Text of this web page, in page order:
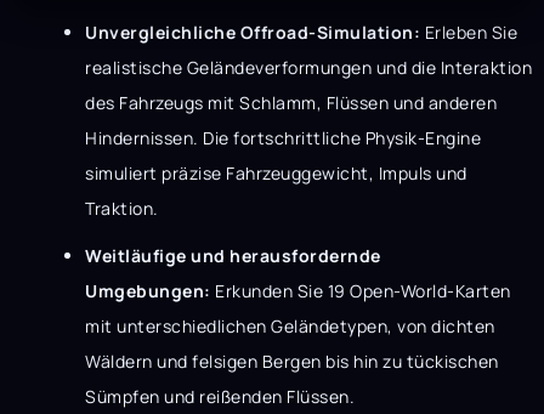
Unvergleichliche Offroad-Simulation: Erleben Sie
realistische Geländeverformungen und die Interaktion
des Fahrzeugs mit Schlamm, Flüssen und anderen
Hindernissen. Die fortschrittliche Physik-Engine
simuliert präzise Fahrzeuggewicht, Impuls und
Traktion.
Weitläufige und herausfordernde
Umgebungen: Erkunden Sie 19 Open-World-Karten
mit unterschiedlichen Geländetypen, von dichten
Wäldern und felsigen Bergen bis hin zu tückischen
Sümpfen und reißenden Flüssen.